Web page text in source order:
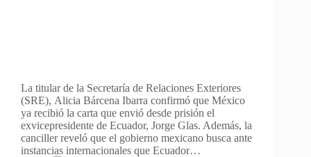
La titular de la Secretaría de Relaciones Exteriores
(SRE), Alicia Bárcena Ibarra confirmó que México
ya recibió la carta que envió desde prisión el
exvicepresidente de Ecuador, Jorge Glas. Además, la
canciller reveló que el gobierno mexicano busca ante
instancias internacionales que Ecuador…